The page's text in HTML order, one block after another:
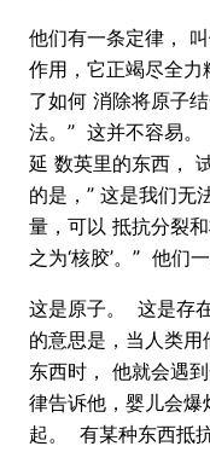
他们有一条定律，
作用，它正竭尽全
了如何 消除将原子
法。” 这并不容易
延 数英里的东西，
的是，” 这是我们无
量，可以 抵抗分裂
之为‘核胶’。” 他们
这是原子。 这是存
的意思是，当人类
东西时， 他就会遇
律告诉他，婴儿会
起。 有某种东西抵